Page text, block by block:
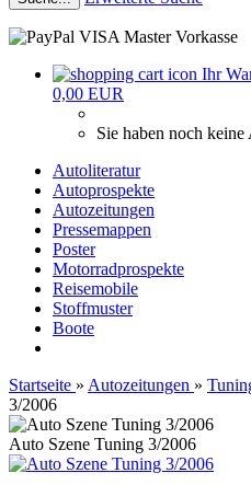
Ihr
0,00 EUR
Sie haben noch
Autoliteratur
Autoprospekte
Autozeitungen
Pressemappen
Poster
Motorradprospekte
Reisemobile
Stoffmuster
Boote
Startseite » Autozeitungen »
3/2006
Auto Szene Tuning 3/2006